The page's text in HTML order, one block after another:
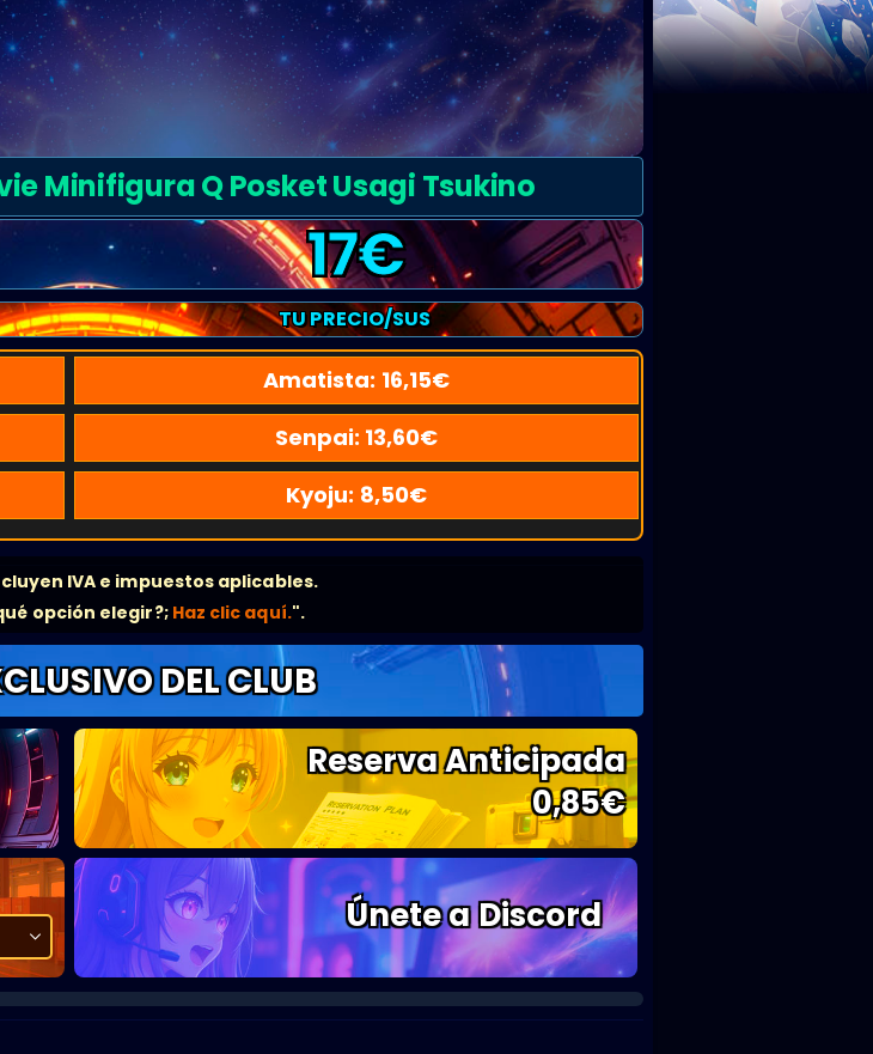
Minifigura Q Posket Usagi Tsukino
17€
TU PRECIO/SUS
Amatista: 16,15€
Senpai: 13,60€
Kyoju: 8,50€
IVA e impuestos aplicables.
opción elegir?;Haz clic aquí.".
DEL CLUB
Reserva Anticipada
0,85€
Únete a Discord